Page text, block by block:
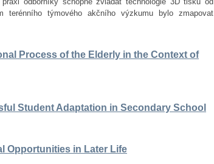
týmového akčního výzkumu bylo zmapovat
Process of the Elderly in the Context of
Student Adaptation in Secondary School
Opportunities in Later Life